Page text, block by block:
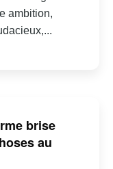
ambition,
brise
au